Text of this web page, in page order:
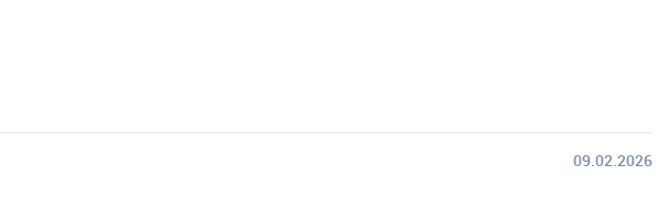
09.02.2026